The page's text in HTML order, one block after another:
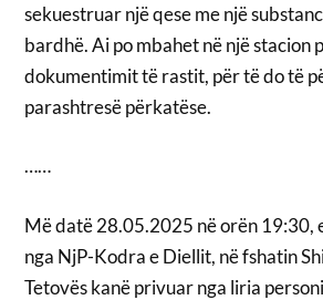
sekuestruar një qese me një
bardhë. Ai po mbahet në një stacion
dokumentimit të rastit, për të do të
parashtresë përkatëse.
……
Më datë 28.05.2025 në orën 19:30,
nga NjP-Kodra e Diellit, në fshatin
Tetovës kanë privuar nga liria